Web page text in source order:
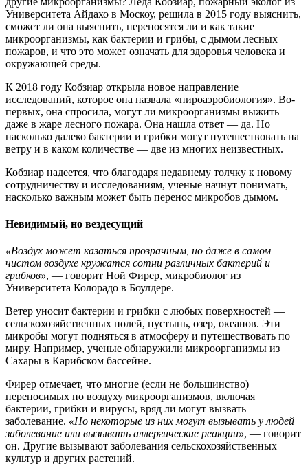
Университета Айдахо в Москоу, решила в 2015 году выяснить,
сможет ли она выяснить, переносятся ли и как такие
микроорганизмы, как бактерии и грибы, с дымом лесных
пожаров, и что это может означать для здоровья человека и
окружающей среды.
К 2018 году Кобзиар открыла новое направление
исследований, которое она назвала «пироаэробиология». Во-
первых, она спросила, могут ли микроорганизмы выжить
даже в жаре лесного пожара. Она нашла ответ — да. Но
насколько далеко бактерии и грибки могут путешествовать на
ветру и в каком количестве — две из многих неизвестных.
Кобзиар надеется, что благодаря недавнему толчку к новому
сотрудничеству и исследованиям, ученые начнут понимать,
насколько важным может быть перенос микробов дымом.
Невидимый, но вездесущий
«Воздух может казаться прозрачным, но даже в самом
чистом воздухе кружатся сотни различных бактерий и
грибков», — говорит Ной Фирер, микробиолог из
Университета Колорадо в Боулдере.
Ветер уносит бактерии и грибки с любых поверхностей —
сельскохозяйственных полей, пустынь, озер, океанов. Эти
микробы могут подняться в атмосферу и путешествовать по
миру. Например, ученые обнаружили микроорганизмы из
Сахары в Карибском бассейне.
Фирер отмечает, что многие (если не большинство)
переносимых по воздуху микроорганизмов, включая
бактерии, грибки и вирусы, вряд ли могут вызвать
заболевание. «Но некоторые из них могут вызывать у людей
заболевание или вызывать аллергические реакции», — говорит
он. Другие вызывают заболевания сельскохозяйственных
культур и других растений.